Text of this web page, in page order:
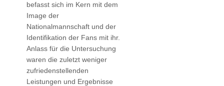
befasst sich im Kern mit dem
Image der
Nationalmannschaft und der
Identifikation der Fans mit ihr.
Anlass für die Untersuchung
waren die zuletzt weniger
zufriedenstellenden
Leistungen und Ergebnisse